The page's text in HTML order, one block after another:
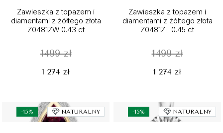
Zawieszka z topazem i
diamentami z żółtego złota
Z0481ZW 0.43 ct
1499 zł
1 274 zł
Zawieszka z topazem i
diamentami z żółtego złota
Z0481ZL 0.45 ct
1499 zł
1 274 zł
-15% NATURALNY -15% NATURALNY